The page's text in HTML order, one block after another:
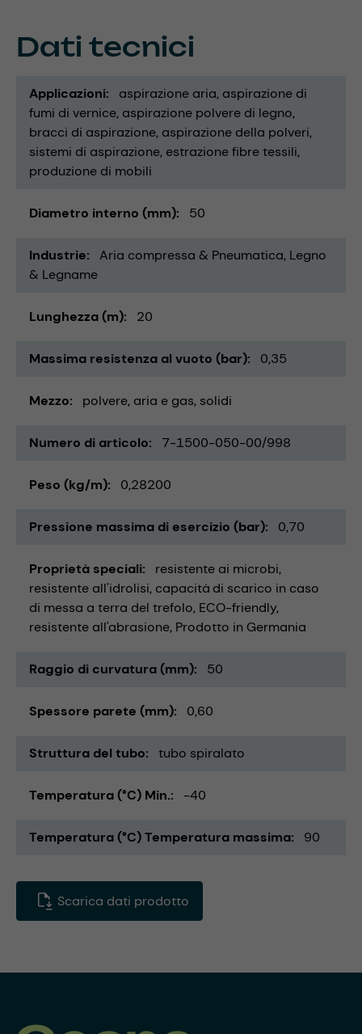
Dati tecnici
Applicazioni aspirazione aria aspirazione di
fumi di vernice aspirazione polvere di legno
bracci di aspirazione aspirazione della polveri
sistemi di aspirazione estrazione fibre tessili
produzione di mobili
Diametro interno (mm) 50
Industrie Aria compressa & Pneumatica Legno
& Legname
Lunghezza (m) 20
Massima resistenza al vuoto (bar) 0,35
Mezzo polvere aria e gas solidi
Numero di articolo 7-1500-050-00/998
Peso (kg/m) 0,28200
Pressione massima di esercizio (bar) 0,70
Proprietà speciali
resistente ai microbi
resistente all'idrolisi capacità di scarico in caso
di messa a terra del trefolo ECO-friendly
resistente all'abrasione Prodotto in Germania
Raggio di curvatura (mm) 50
Spessore parete (mm) 0,60
Struttura del tubo tubo spiralato
Temperatura (°C) Min. -40
Temperatura (°C) Temperatura massima 90
Scarica dati prodotto